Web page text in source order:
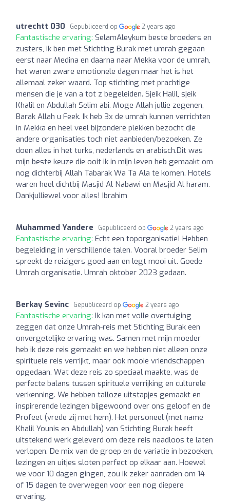
utrechtt 030 Gepubliceerd op 2 years ago
Fantastische ervaring: SelamAleykum beste broeders en
zusters, ik ben met Stichting Burak met umrah gegaan
eerst naar Medina en daarna naar Mekka voor de umrah,
het waren zware emotionele dagen maar het is het
allemaal zeker waard. Top stichting met prachtige
mensen die je van a tot z begeleiden. Sjeik Halil, sjeik
Khalil en Abdullah Selim abi. Moge Allah jullie zegenen,
Barak Allah u Feek. Ik heb 3x de umrah kunnen verrichten
in Mekka en heel veel bijzondere plekken bezocht die
andere organisaties toch niet aanbieden/bezoeken. Ze
doen alles in het turks, nederlands en arabisch.Dit was
mijn beste keuze die ooit ik in mijn leven heb gemaakt om
nog dichterbij Allah Tabarak Wa Ta Ala te komen. Hotels
waren heel dichtbij Masjid Al Nabawi en Masjid Al haram.
Dankjulliewel voor alles! Ibrahim
Muhammed Yandere Gepubliceerd op 2 years ago
Fantastische ervaring: Echt een toporganisatie! Hebben
begeleiding in verschillende talen. Vooral broeder Selim
spreekt de reizigers goed aan en legt mooi uit. Goede
Umrah organisatie. Umrah oktober 2023 gedaan.
Berkay Sevinc Gepubliceerd op 2 years ago
Fantastische ervaring: Ik kan met volle overtuiging
zeggen dat onze Umrah-reis met Stichting Burak een
onvergetelijke ervaring was. Samen met mijn moeder
heb ik deze reis gemaakt en we hebben niet alleen onze
spirituele reis verrijkt, maar ook mooie vriendschappen
opgedaan. Wat deze reis zo speciaal maakte, was de
perfecte balans tussen spirituele verrijking en culturele
verkenning. We hebben talloze uitstapjes gemaakt en
inspirerende lezingen bijgewoond over ons geloof en de
Profeet (vrede zij met hem). Het personeel (met name
Khalil Younis en Abdullah) van Stichting Burak heeft
uitstekend werk geleverd om deze reis naadloos te laten
verlopen. De mix van de groep en de variatie in bezoeken,
lezingen en uitjes sloten perfect op elkaar aan. Hoewel
we voor 10 dagen gingen, zou ik zeker aanraden om 14
of 15 dagen te overwegen voor een nog diepere
ervaring.